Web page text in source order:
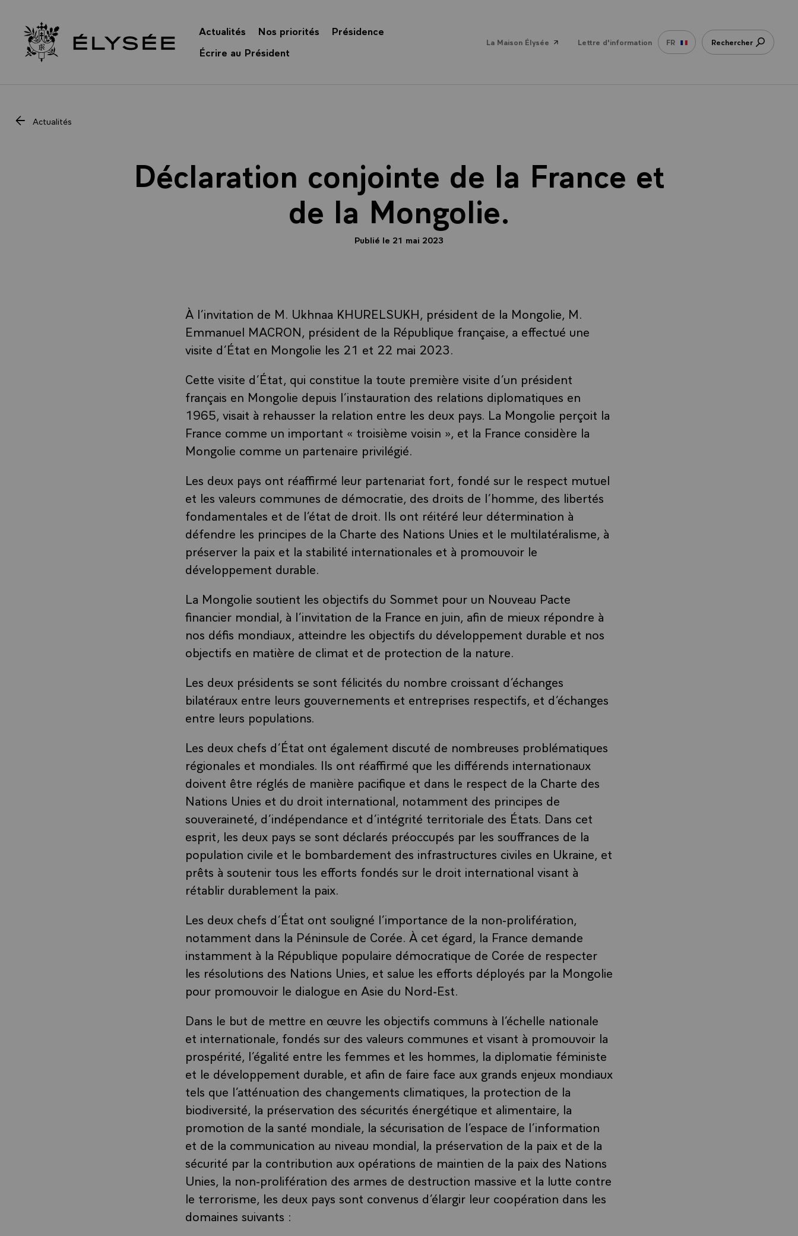
Retour à l’accueil Élysée
Actualités Nos priorités
Présidence
Écrire au Président
La Maison Élysée Lettre d'information FR Rechercher
Actualités
Déclaration conjointe de la France et
de la Mongolie.
Publié le 21 mai 2023
À l’invitation de M. Ukhnaa KHURELSUKH, président de la Mongolie, M.
Emmanuel MACRON, président de la République française, a effectué une
visite d’État en Mongolie les 21 et 22 mai 2023.
Cette visite d’État, qui constitue la toute première visite d’un président
français en Mongolie depuis l’instauration des relations diplomatiques en
1965, visait à rehausser la relation entre les deux pays. La Mongolie perçoit la
France comme un important « troisième voisin », et la France considère la
Mongolie comme un partenaire privilégié.
Les deux pays ont réaffirmé leur partenariat fort, fondé sur le respect mutuel
et les valeurs communes de démocratie, des droits de l’homme, des libertés
fondamentales et de l’état de droit. Ils ont réitéré leur détermination à
défendre les principes de la Charte des Nations Unies et le multilatéralisme, à
préserver la paix et la stabilité internationales et à promouvoir le
développement durable.
La Mongolie soutient les objectifs du Sommet pour un Nouveau Pacte
financier mondial, à l’invitation de la France en juin, afin de mieux répondre à
nos défis mondiaux, atteindre les objectifs du développement durable et nos
objectifs en matière de climat et de protection de la nature.
Les deux présidents se sont félicités du nombre croissant d’échanges
bilatéraux entre leurs gouvernements et entreprises respectifs, et d’échanges
entre leurs populations.
Les deux chefs d’État ont également discuté de nombreuses problématiques
régionales et mondiales. Ils ont réaffirmé que les différends internationaux
doivent être réglés de manière pacifique et dans le respect de la Charte des
Nations Unies et du droit international, notamment des principes de
souveraineté, d’indépendance et d’intégrité territoriale des États. Dans cet
esprit, les deux pays se sont déclarés préoccupés par les souffrances de la
population civile et le bombardement des infrastructures civiles en Ukraine, et
prêts à soutenir tous les efforts fondés sur le droit international visant à
rétablir durablement la paix.
Les deux chefs d’État ont souligné l’importance de la non-prolifération,
notamment dans la Péninsule de Corée. À cet égard, la France demande
instamment à la République populaire démocratique de Corée de respecter
les résolutions des Nations Unies, et salue les efforts déployés par la Mongolie
pour promouvoir le dialogue en Asie du Nord-Est.
Dans le but de mettre en œuvre les objectifs communs à l’échelle nationale
et internationale, fondés sur des valeurs communes et visant à promouvoir la
prospérité, l’égalité entre les femmes et les hommes, la diplomatie féministe
et le développement durable, et afin de faire face aux grands enjeux mondiaux
tels que l’atténuation des changements climatiques, la protection de la
biodiversité, la préservation des sécurités énergétique et alimentaire, la
promotion de la santé mondiale, la sécurisation de l’espace de l’information
et de la communication au niveau mondial, la préservation de la paix et de la
sécurité par la contribution aux opérations de maintien de la paix des Nations
Unies, la non-prolifération des armes de destruction massive et la lutte contre
le terrorisme, les deux pays sont convenus d’élargir leur coopération dans les
domaines suivants :